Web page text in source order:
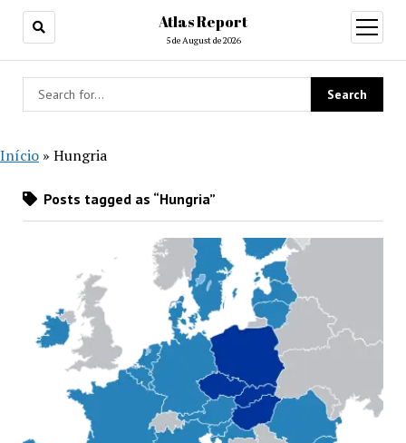
Atlas Report
5 de August de 2026
open
menu
Início » Hungria
Posts tagged as “Hungria”